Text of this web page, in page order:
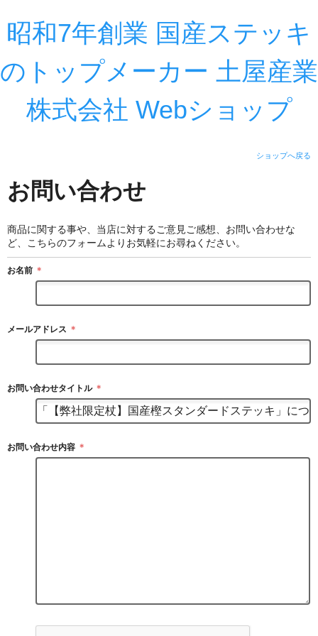
昭和7年創業 国産ステッキ
のトップメーカー 土屋産業
株式会社 Webショップ
ショップへ戻る
お問い合わせ
商品に関する事や、当店に対するご意見ご感想、お問い合わせな
ど、こちらのフォームよりお気軽にお尋ねください。
お名前 ＊
メールアドレス ＊
お問い合わせタイトル ＊
お問い合わせ内容 ＊